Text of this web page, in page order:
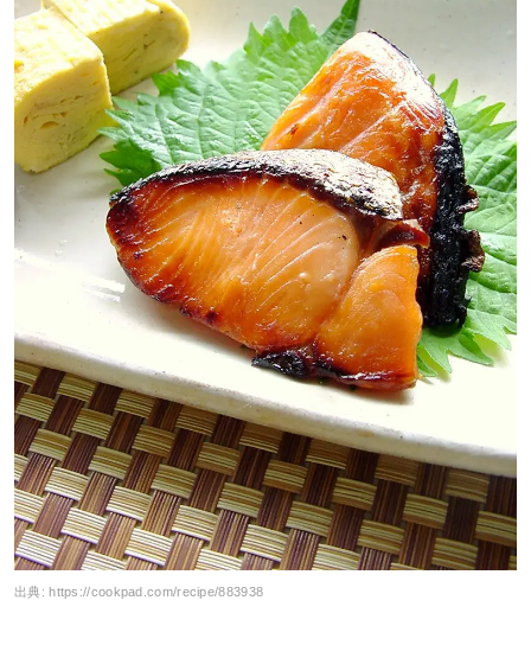
出典:https://cookpad.com/recipe/883938